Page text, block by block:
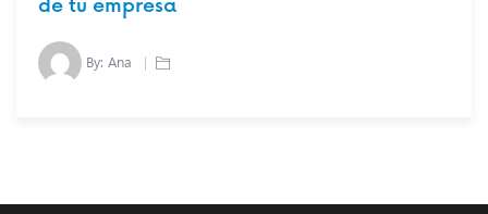
de tu empresa
By: Ana